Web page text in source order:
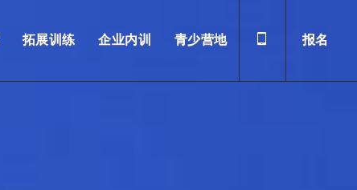
拓展训练 企业内训 青少营地 报名